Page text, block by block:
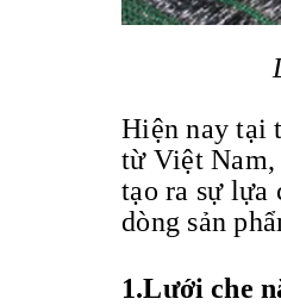
Hiện nay tại
từ Việt
tạo ra sự lựa
dòng sản
1.Lưới che